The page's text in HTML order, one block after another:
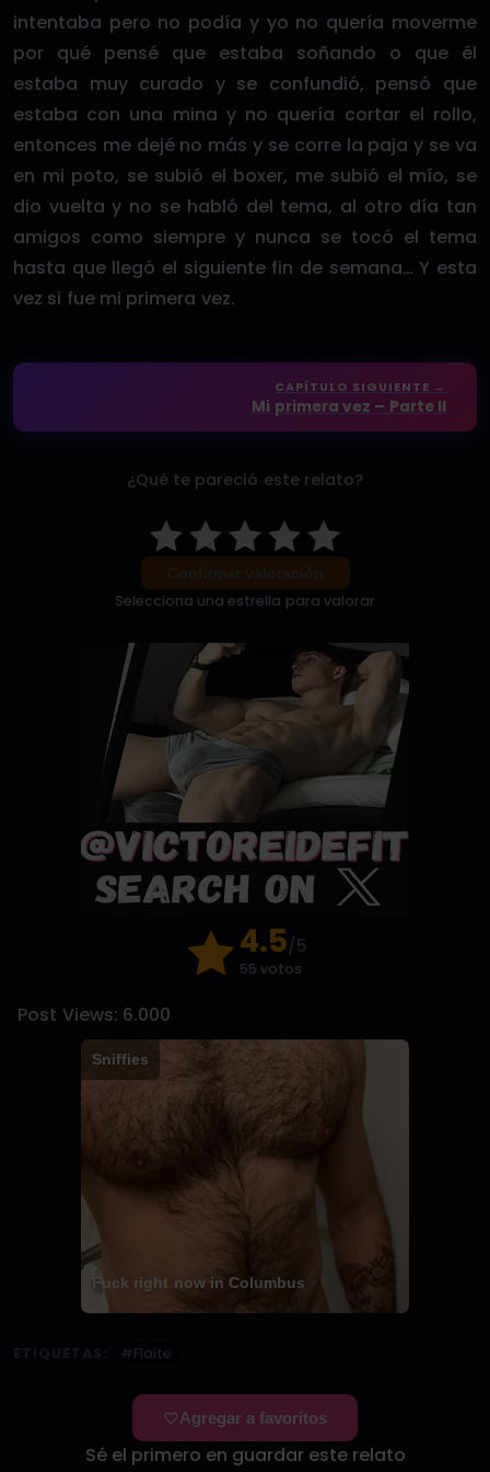
intentaba pero no podía y yo no quería moverme
por qué pensé que estaba soñando o que él
estaba muy curado y se confundió, pensó que
estaba con una mina y no quería cortar el rollo,
entonces me dejé no más y se corre la paja y se va
en mi poto, se subió el boxer, me subió el mío, se
dio vuelta y no se habló del tema, al otro día tan
amigos como siempre y nunca se tocó el tema
hasta que llegó el siguiente fin de semana… Y esta
vez si fue mi primera vez.
CAPÍTULO SIGUIENTE →
Mi primera vez – Parte II
¿Qué te pareció este relato?
Selecciona una estrella para valorar
4.5/5
55 votos
Post Views: 6.000
Fuck right now in Columbus
Sniffies
#Flaite
Agregar a favoritos
Sé el primero en guardar este relato